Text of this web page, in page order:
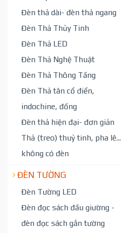
Đèn thả dài- đèn thả ngang
Đèn Thả Thủy Tinh
Đèn Thả LED
Đèn Thả Nghệ Thuật
Đèn Thả Thông Tầng
Đèn Thả tân cổ điển,
indochine, đồng
Đèn thả hiện đại- đơn giản
Thả (treo) thuỷ tinh, pha lê...
không có đèn
ĐÈN TƯỜNG
Đèn Tường LED
Đèn đọc sách đầu giường -
đèn đọc sách gắn tường